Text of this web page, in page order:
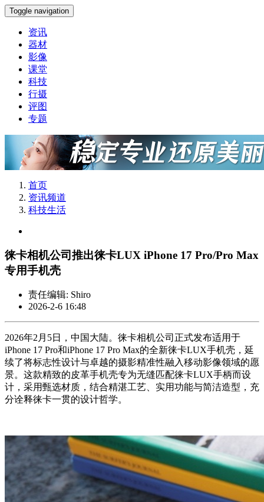
Toggle navigation
资讯
器材
影像
课堂
科技
行摄
评图
专题
首页
资讯频道
科技生活
徕卡相机公司推出徕卡LUX iPhone 17 Pro/Pro Max
专用手机壳
责任编辑: Shiro
2026-2-6 16:48
2026年2月5日，中国大陆。徕卡相机公司正式发布适用于
iPhone 17 Pro和iPhone 17 Pro Max的全新徕卡LUX手机壳，延
续了将标志性设计与卓越的摄影精准性融入移动影像领域的愿
景。这款精致的皮革手机壳专为无缝匹配徕卡LUX手柄而设
计，采用甄选材质，结合精湛工艺、实用功能与简洁造型，充
分诠释徕卡一贯的设计哲学。